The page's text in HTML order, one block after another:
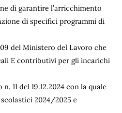
di garantire l’arricchimento
di specifici programmi di
del Ministero del Lavoro che
E contributivi per gli incarichi
11 del 19.12.2024 con la quale
2024/2025 e